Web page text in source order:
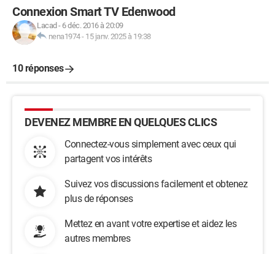
Connexion Smart TV Edenwood
Lacad - 6 déc. 2016 à 20:09
nena1974- 15 janv. 2025 à 19:38
10 réponses
DEVENEZ MEMBRE EN QUELQUES CLICS
Connectez-vous simplement avec ceux qui
partagent vos intérêts
Suivez vos discussions facilement et obtenez
plus de réponses
Mettez en avant votre expertise et aidez les
autres membres